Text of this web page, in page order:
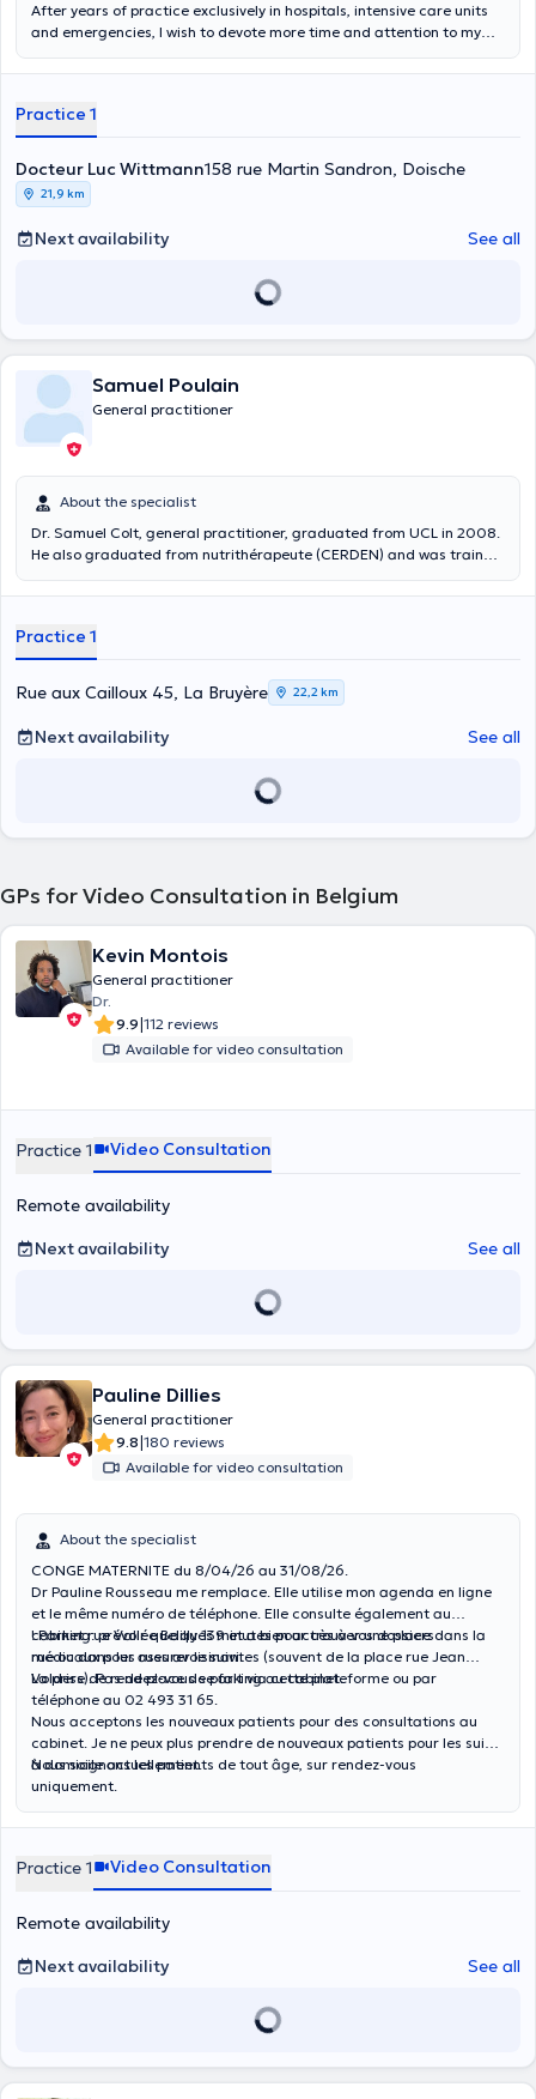
After years of practice exclusively in hospitals, intensive care units
and emergencies, I wish to devote more time and attention to my
to their wishes or my proposals, an approach through hypnosis.
Practice 1
Docteur Luc Wittmann158 rue Martin Sandron, Doische
21,9 km
Next availability See all
Samuel Poulain
General practitioner
About the specialist
Dr. Samuel Colt, general practitioner, graduated from UCL in 2008.
He also graduated from nutrithérapeute (CERDEN) and was trained
Practice 1
Rue aux Cailloux 45, La Bruyère 22,2 km
Next availability See all
GPs for Video Consultation in Belgium
Kevin Montois
General practitioner
Dr.
9.9|112 reviews
Available for video consultation
Practice 1 Video Consultation
Remote availability
Next availability
See all
Pauline Dillies
General practitioner
9.8|180 reviews
Available for video consultation
About the specialist
CONGE MATERNITE du 8/04/26 au 31/08/26.
Dr Pauline Rousseau me remplace. Elle utilise mon agenda en ligne
et le même numéro de téléphone. Elle consulte également au
cabinet rue Vallée Bailly 139 et a bien accès à vos dossiers
médicaux pour assurer le suivi.
! Parking: prévoir quelques minutes pour trouver une place dans la
rue ou dans les rues avoisinantes (souvent de la place rue Jean
Volders). Pas de place de parking au cabinet.
La prise de rendez-vous se fait via cette plateforme ou par
téléphone au 02 493 31 65.
Nous acceptons les nouveaux patients pour des consultations au
cabinet. Je ne peux plus prendre de nouveaux patients pour les suivis
à domicile actuellement.
Nous soignons les patients de tout âge, sur rendez-vous
uniquement.
Practice 1 Video Consultation
Remote availability
Next availability
See all